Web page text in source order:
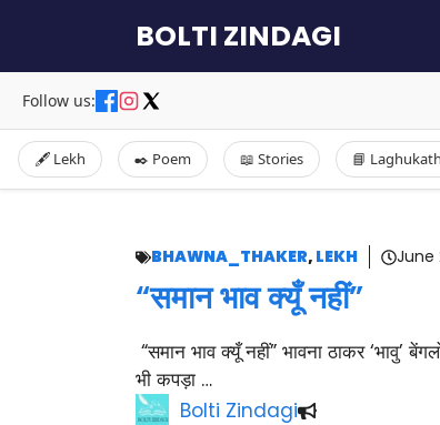
content
BOLTI ZINDAGI
Follow us:
🖋️ Lekh ✒️ Poem 📖 Stories 📘
BHAWNA_THAKER, LEKH June
“समान भाव क्यूँ नहीं”
“समान भाव क्यूँ नहीं” भावना ठाकर
भी कपड़ा …
Bolti Zindagi